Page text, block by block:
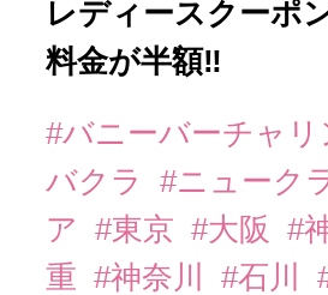
レディースクーポ
料金が半額‼️
#バニーバーチャリ
バクラ
#ニューク
ア
#東京 #大阪 #
重 #神奈川 #石川